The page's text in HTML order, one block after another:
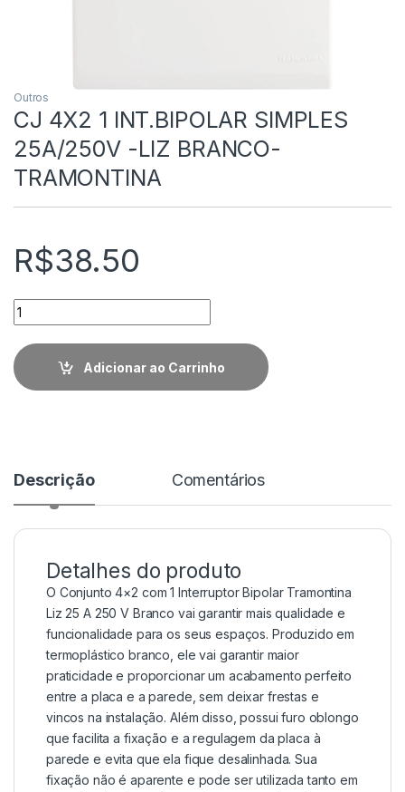
Outros
CJ 4X2 1 INT.BIPOLAR SIMPLES
25A/250V -LIZ BRANCO-
TRAMONTINA
R$38.50
Quantidade
Adicionar ao Carrinho
Descrição Comentários
Detalhes do produto
O Conjunto 4×2 com 1 Interruptor Bipolar Tramontina
Liz 25 A 250 V Branco vai garantir mais qualidade e
funcionalidade para os seus espaços. Produzido em
termoplástico branco, ele vai garantir maior
praticidade e proporcionar um acabamento perfeito
entre a placa e a parede, sem deixar frestas e
vincos na instalação. Além disso, possui furo oblongo
que facilita a fixação e a regulagem da placa à
parede e evita que ela fique desalinhada. Sua
fixação não é aparente e pode ser utilizada tanto em